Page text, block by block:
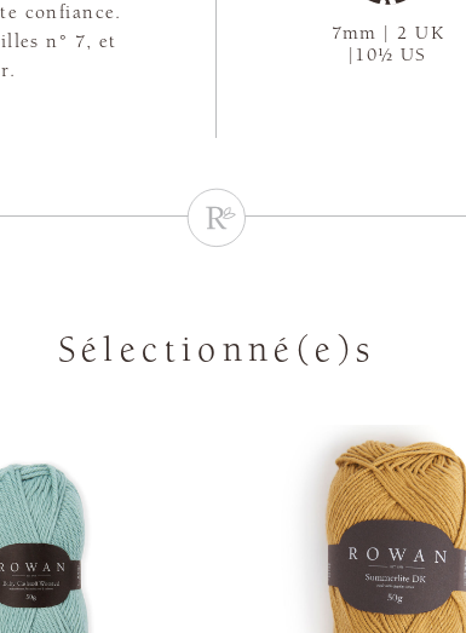
confiance.
n° 7, et
7mm | 2 UK
|10½ US
Sélectionné(e)s